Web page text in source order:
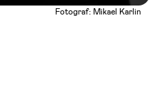
Fotograf: Mikael Karlin